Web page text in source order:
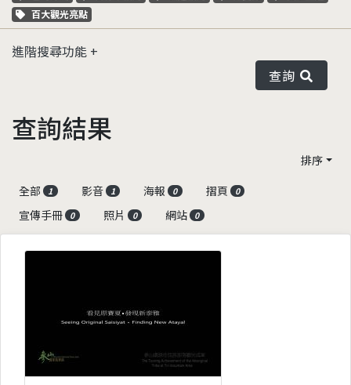
關鍵字標籤
百大觀光亮點
進階搜尋功能
查詢
查詢結果
排序
全部
1 影音 1 海報 0 摺頁 0
宣傳手冊 0 照片 0 網站 0